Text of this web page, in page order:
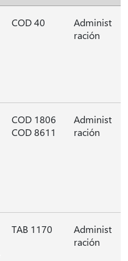
COD 40
Administ
ración
COD 1806
COD 8611
Administ
ración
TAB 1170
Administ
ración